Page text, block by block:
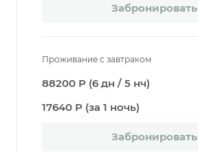
Забронировать
Проживание с завтраком
88200 Р (6 дн / 5 нч)
17640 Р (за 1 ночь)
Забронировать